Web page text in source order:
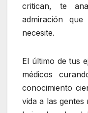
critican, te
admiración
necesite.
El último de tus
médicos
conocimiento
vida a las gentes